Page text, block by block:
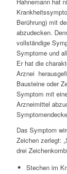
Berührung) mit
abzudecken.
vollständige
Symptome und
Er hat die
Arznei
Bausteine oder
Symptom mit
Arzneimittel
Das Symptom
Zeichen zerlegt:
drei
Stechen im